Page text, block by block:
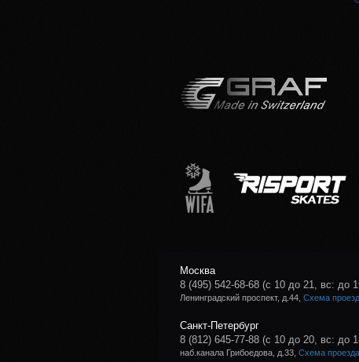
Москва
8 (495) 542-68-68 (с 10 до 21, вс: до
Ленинградский проспект, д.44, Схема
Санкт-Петербург
8 (812) 645-77-88 (с 10 до 20, вс: до
наб.канала Грибоедова, д.33, Схема проезда